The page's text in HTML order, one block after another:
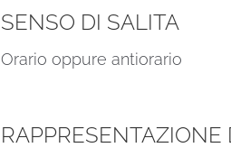
SENSO DI SALITA
Orario oppure antiorario
RAPPRESENTAZIONE